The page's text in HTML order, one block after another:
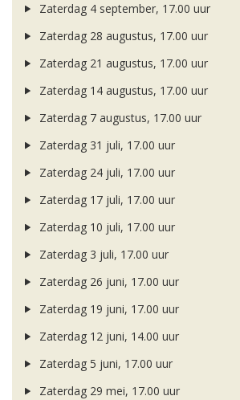
Zaterdag 4 september, 17.00 uur
Zaterdag 28 augustus, 17.00 uur
Zaterdag 21 augustus, 17.00 uur
Zaterdag 14 augustus, 17.00 uur
Zaterdag 7 augustus, 17.00 uur
Zaterdag 31 juli, 17.00 uur
Zaterdag 24 juli, 17.00 uur
Zaterdag 17 juli, 17.00 uur
Zaterdag 10 juli, 17.00 uur
Zaterdag 3 juli, 17.00 uur
Zaterdag 26 juni, 17.00 uur
Zaterdag 19 juni, 17.00 uur
Zaterdag 12 juni, 14.00 uur
Zaterdag 5 juni, 17.00 uur
Zaterdag 29 mei, 17.00 uur